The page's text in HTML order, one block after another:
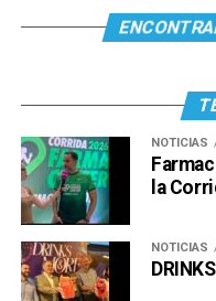
NOTICIAS
la
NOTICIAS